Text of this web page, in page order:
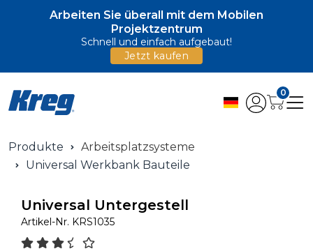
Arbeiten Sie überall mit dem Mobilen
Projektzentrum
Schnell und einfach aufgebaut!
Jetzt kaufen
0
Produkte
Arbeitsplatzsysteme
Universal Werkbank Bauteile
Universal Untergestell
Artikel-Nr. KRS1035